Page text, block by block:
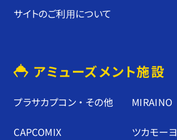
サイトのご利⽤について
アミューズメント施設
プラサカプコン ・ その他 MIRAINO
CAPCOMIX ツカモーヨ